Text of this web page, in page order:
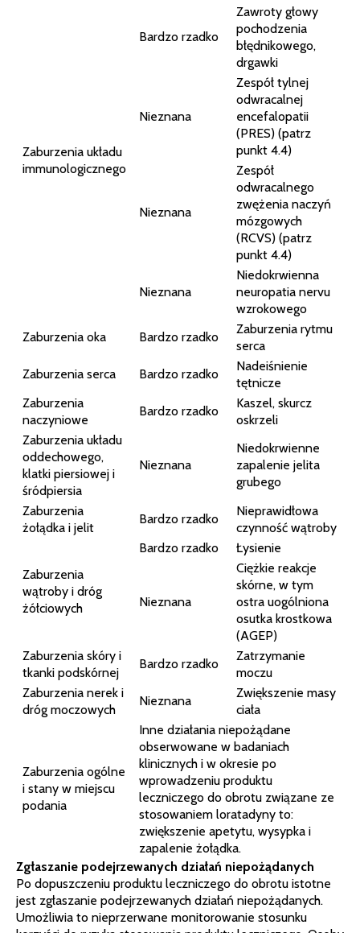
Zaburzenia układu
immunologicznego
Bardzo rzadko
Zawroty głowy
pochodzenia
błędnikowego,
drgawki
Nieznana
Zespół tylnej
odwracalnej
encefalopatii
(PRES) (patrz
punkt 4.4)
Nieznana
Zespół
odwracalnego
zwężenia naczyń
mózgowych
(RCVS) (patrz
punkt 4.4)
Nieznana
Niedokrwienna
neuropatia nervu
wzrokowego
Zaburzenia oka
Bardzo rzadko
Zaburzenia rytmu
serca
Zaburzenia serca
Bardzo rzadko
Nadeiśnienie
tętnicze
Zaburzenia
naczyniowe
Bardzo rzadko
Kaszel, skurcz
oskrzeli
Zaburzenia układu
oddechowego,
klatki piersiowej i
śródpiersia
Nieznana
Niedokrwienne
zapalenie jelita
grubego
Zaburzenia
żołądka i jelit
Bardzo rzadko
Nieprawidłowa
czynność wątroby
Zaburzenia
wątroby i dróg
żółciowych
Bardzo rzadko Łysienie
Nieznana
Ciężkie reakcje
skórne, w tym
ostra uogólniona
osutka krostkowa
(AGEP)
Zaburzenia skóry i
tkanki podskórnej
Bardzo rzadko
Zatrzymanie
moczu
Zaburzenia nerek i
dróg moczowych
Nieznana
Zwiększenie masy
ciała
Zaburzenia ogólne
i stany w miejscu
podania
Inne działania niepożądane
obserwowane w badaniach
klinicznych i w okresie po
wprowadzeniu produktu
leczniczego do obrotu związane ze
stosowaniem loratadyny to:
zwiększenie apetytu, wysypka i
zapalenie żołądka.
Zgłaszanie podejrzewanych działań niepożądanych
Po dopuszczeniu produktu leczniczego do obrotu istotne
jest zgłaszanie podejrzewanych działań niepożądanych.
Umożliwia to nieprzerwane monitorowanie stosunku